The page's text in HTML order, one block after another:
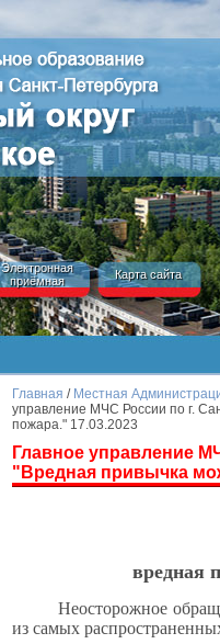
Электронная
приёмная
Карта сайта
Главная / Местная
управление МЧС России по г.
пожара." 17.03.2023
Главное управление
"Вредная привычка
вредная
Неосторожное
из самых